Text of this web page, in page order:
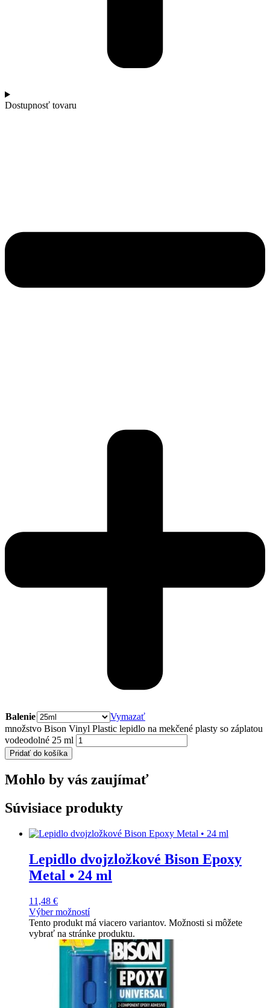
Dostupnosť tovaru
Balenie
Vymazať
množstvo Bison Vinyl Plastic lepidlo na mekčené plasty so záplatou
vodeodolné 25 ml
Pridať do košíka
Mohlo by vás zaujímať
Súvisiace produkty
Lepidlo dvojzložkové Bison Epoxy
Metal • 24 ml
11,48 €
Výber možností
Tento produkt má viacero variantov. Možnosti si môžete
vybrať na stránke produktu.